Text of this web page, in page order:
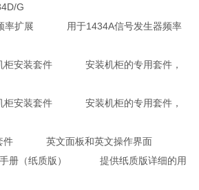
G
扩展 用于1434A信号发生器频率
装套件 安装机柜的专用套件，
装套件 安装机柜的专用套件，
英文面板和英文操作界面
（纸质版） 提供纸质版详细的用